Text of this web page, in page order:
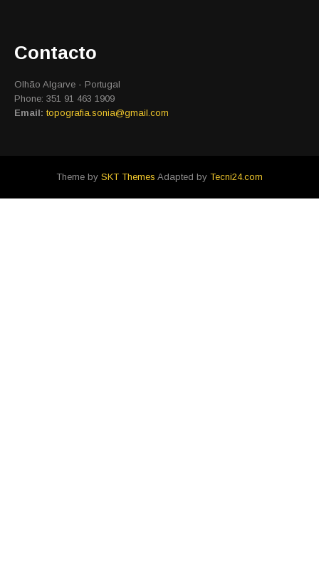
Contacto
Olhão Algarve - Portugal
Phone: 351 91 463 1909
Email: topografia.sonia@gmail.com
Theme by SKT Themes Adapted by Tecni24.com